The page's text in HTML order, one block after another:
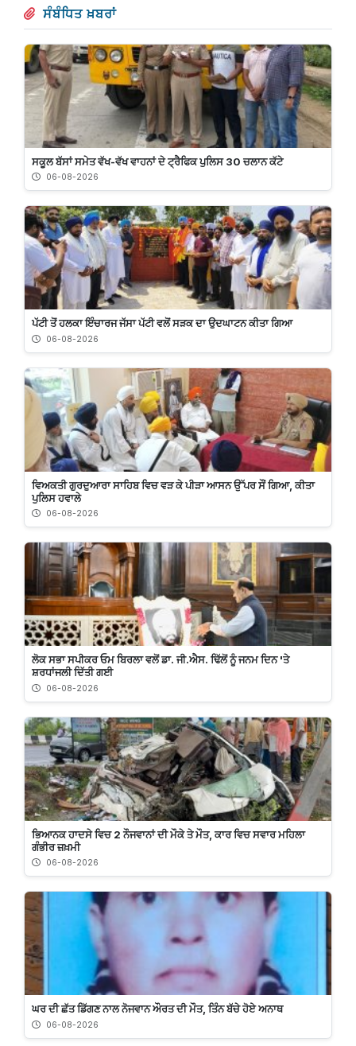
ਸੰਬੰਧਿਤ ਖ਼ਬਰਾਂ
ਸਕੂਲ ਬੱਸਾਂ ਸਮੇਤ ਵੱਖ-ਵੱਖ ਵਾਹਨਾਂ ਦੇ ਟ੍ਰੈਫਿਕ ਪੁਲਿਸ 30 ਚਲਾਨ ਕੱਟੇ
06-08-2026
ਪੱਟੀ ਤੋਂ ਹਲਕਾ ਇੰਚਾਰਜ ਜੱਸਾ ਪੱਟੀ ਵਲੋਂ ਸੜਕ ਦਾ ਉਦਘਾਟਨ ਕੀਤਾ ਗਿਆ
06-08-2026
ਵਿਅਕਤੀ ਗੁਰਦੁਆਰਾ ਸਾਹਿਬ ਵਿਚ ਵੜ ਕੇ ਪੀੜਾ ਆਸਨ ਉੱਪਰ ਸੌਂ ਗਿਆ, ਕੀਤਾ
ਪੁਲਿਸ ਹਵਾਲੇ
06-08-2026
ਲੋਕ ਸਭਾ ਸਪੀਕਰ ਓਮ ਬਿਰਲਾ ਵਲੋਂ ਡਾ. ਜੀ.ਐਸ. ਢਿੱਲੋਂ ਨੂੰ ਜਨਮ ਦਿਨ 'ਤੇ
ਸ਼ਰਧਾਂਜਲੀ ਦਿੱਤੀ ਗਈ
06-08-2026
ਭਿਆਨਕ ਹਾਦਸੇ ਵਿਚ 2 ਨੌਜਵਾਨਾਂ ਦੀ ਮੌਕੇ ਤੇ ਮੌਤ, ਕਾਰ ਵਿਚ ਸਵਾਰ ਮਹਿਲਾ
ਗੰਭੀਰ ਜ਼ਖ਼ਮੀ
06-08-2026
ਘਰ ਦੀ ਛੱਤ ਡਿੱਗਣ ਨਾਲ ਨੋਜਵਾਨ ਔਰਤ ਦੀ ਮੌਤ, ਤਿੰਨ ਬੱਚੇ ਹੋਏ ਅਨਾਥ
06-08-2026